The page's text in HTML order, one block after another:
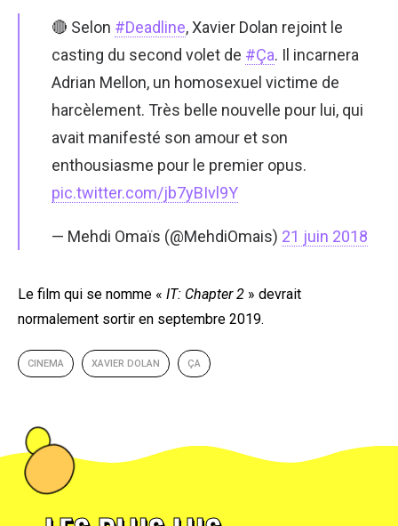
🔴 Selon #Deadline, Xavier Dolan rejoint le
casting du second volet de #Ça. Il incarnera
Adrian Mellon, un homosexuel victime de
harcèlement. Très belle nouvelle pour lui, qui
avait manifesté son amour et son
enthousiasme pour le premier opus.
pic.twitter.com/jb7yBIvl9Y
— Mehdi Omaïs (@MehdiOmais) 21 juin 2018
Le film qui se nomme « IT: Chapter 2 » devrait
normalement sortir en septembre 2019.
CINEMA XAVIER DOLAN ÇA